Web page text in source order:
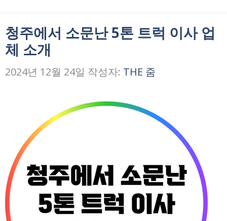
청주에서 소문난 5톤 트럭 이사 업
체 소개
2024년 12월 24일 작성자: THE 줌